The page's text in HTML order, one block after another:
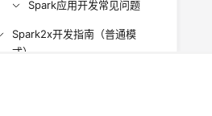
Spark应用开发常见问题
Spark2x开发指南（普通模
式）